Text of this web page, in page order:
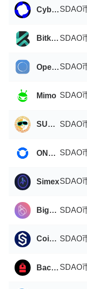
Cyberperp
Bitkop
OpenLedger DEX
Mimo
SUN.io
ONUS Pro
Simex
BigONE
Coinstore
Backpack